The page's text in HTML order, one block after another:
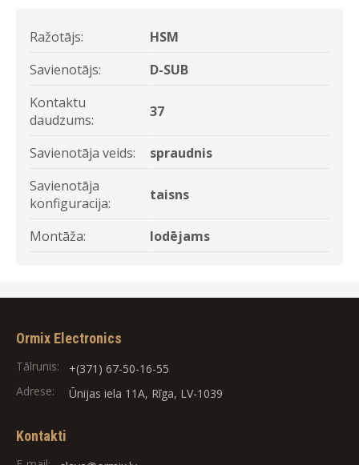
Ražotājs:
HSM
Savienotājs:
D-SUB
Kontaktu
daudzums:
37
Savienotāja veids:
spraudnis
Savienotāja
konfiguracija:
taisns
Montāža: lodējams
Ormix Electronics
Tālrunis:
+(371) 67-50-16-55
Adrese:
Ūnijas iela 11A, Rīga, LV-1039
Kontakti